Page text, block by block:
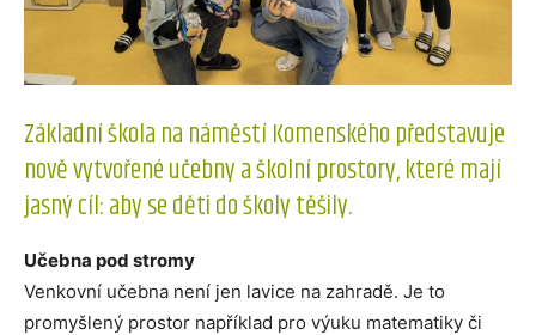
Základní škola na náměstí Komenského představuje
nově vytvořené učebny a školní prostory, které mají
jasný cíl: aby se děti do školy těšily.
Učebna pod stromy
Venkovní učebna není jen lavice na zahradě. Je to
promyšlený prostor například pro výuku matematiky či